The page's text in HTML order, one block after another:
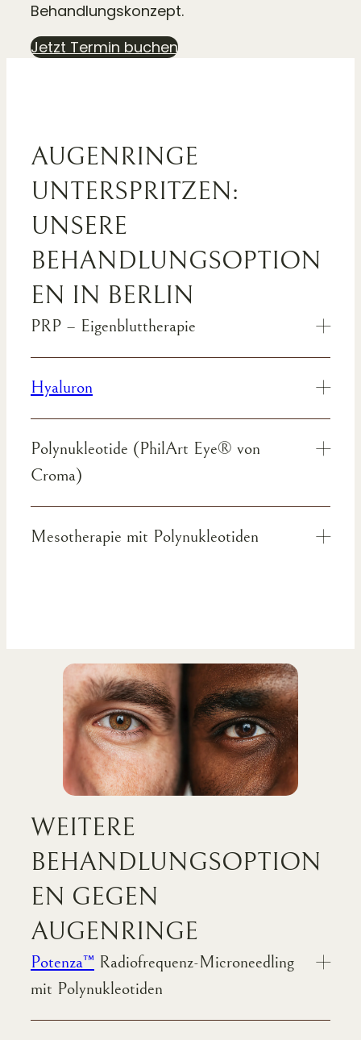
Behandlungskonzept.
Jetzt Termin buchen
AUGENRINGE
UNTERSPRITZEN:
UNSERE
BEHANDLUNGSOPTION
EN IN BERLIN
PRP – Eigenbluttherapie
Hyaluron
Polynukleotide (PhilArt Eye® von
Croma)
Mesotherapie mit Polynukleotiden
WEITERE
BEHANDLUNGSOPTION
EN GEGEN
AUGENRINGE
Potenza™ Radiofrequenz-Microneedling
mit Polynukleotiden